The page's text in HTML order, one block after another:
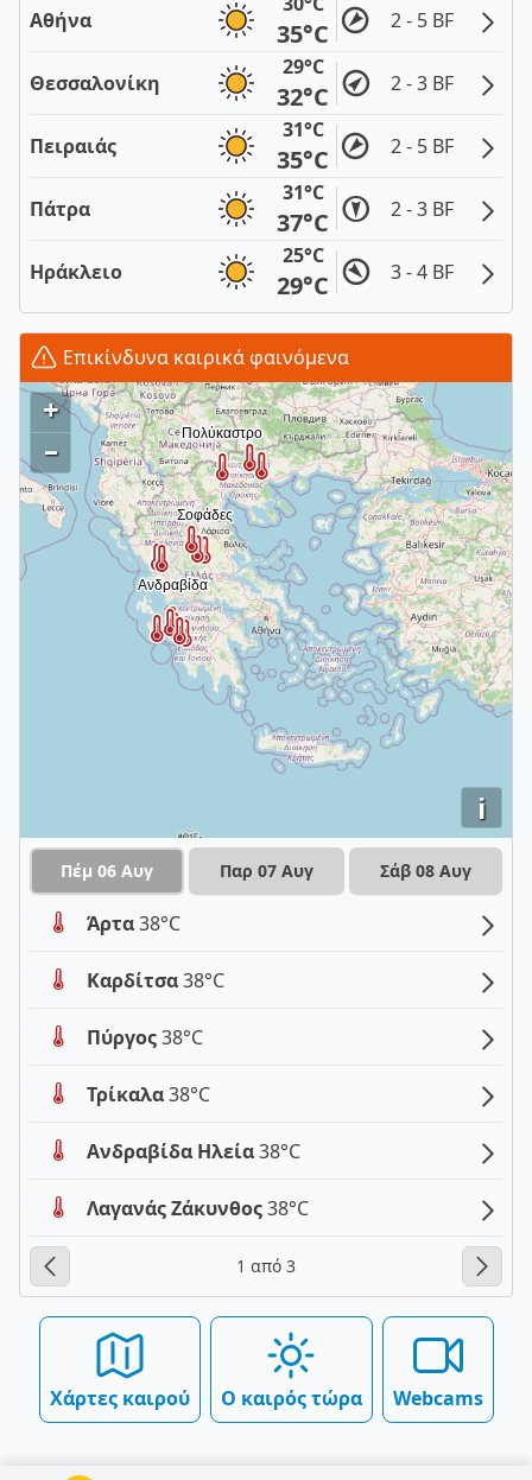
Αθήνα 35°C 2 - 5 BF
Θεσσαλονίκη
29°C
32°C 2 - 3 BF
Πειραιάς
31°C
35°C 2 - 5 BF
Πάτρα
31°C
37°C 2 - 3 BF
Ηράκλειο
25°C
29°C 3 - 4 BF
Επικίνδυνα καιρικά φαινόμενα
i
+
–
Πέμ 06 Αυγ Παρ 07 Αυγ Σάβ 08 Αυγ
Άρτα38°C
Καρδίτσα38°C
Πύργος38°C
Τρίκαλα38°C
Ανδραβίδα Ηλεία38°C
Λαγανάς Ζάκυνθος38°C
1 από 3
Χάρτες καιρού Ο καιρός τώρα Webcams